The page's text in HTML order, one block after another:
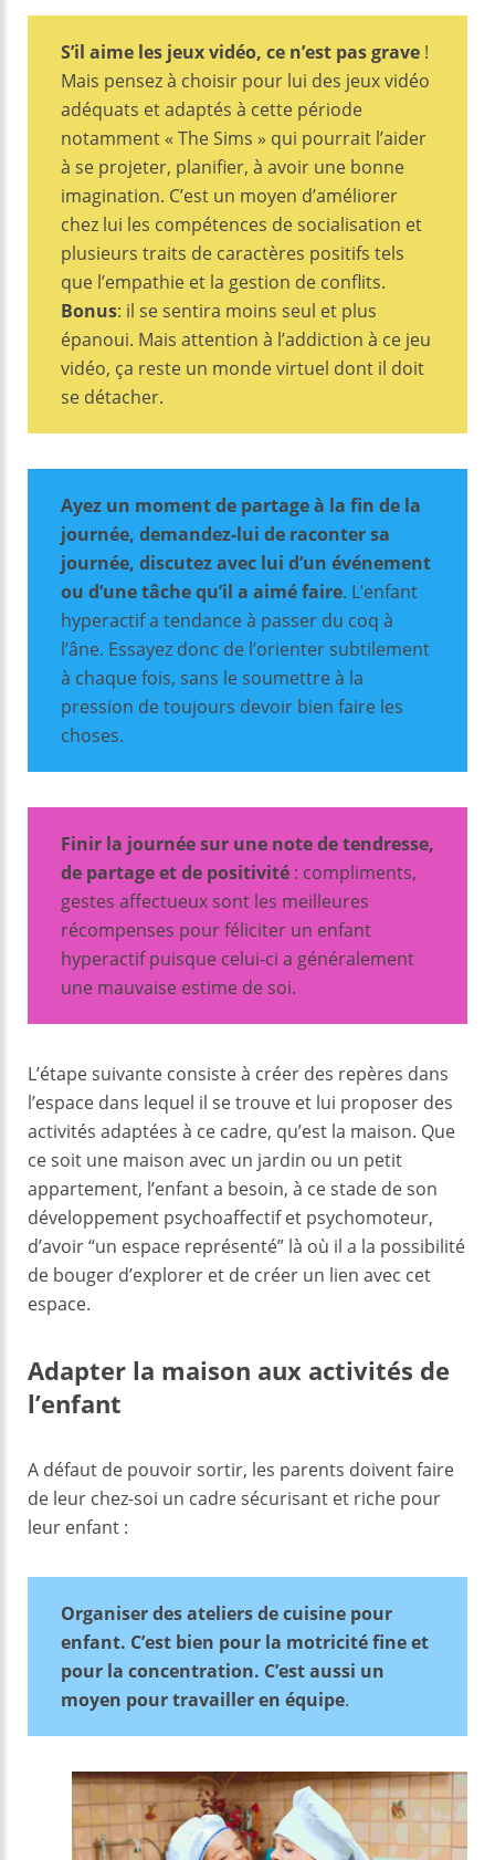
S’il aime les jeux vidéo, ce n’est pas grave !
Mais pensez à choisir pour lui des jeux vidéo
adéquats et adaptés à cette période
notamment « The Sims » qui pourrait l’aider
à se projeter, planifier, à avoir une bonne
imagination. C’est un moyen d’améliorer
chez lui les compétences de socialisation et
plusieurs traits de caractères positifs tels
que l’empathie et la gestion de conflits.
Bonus: il se sentira moins seul et plus
épanoui. Mais attention à l’addiction à ce jeu
vidéo, ça reste un monde virtuel dont il doit
se détacher.
Ayez un moment de partage à la fin de la
journée, demandez-lui de raconter sa
journée, discutez avec lui d’un événement
ou d’une tâche qu’il a aimé faire. L’enfant
hyperactif a tendance à passer du coq à
l’âne. Essayez donc de l’orienter subtilement
à chaque fois, sans le soumettre à la
pression de toujours devoir bien faire les
choses.
Finir la journée sur une note de tendresse,
de partage et de positivité : compliments,
gestes affectueux sont les meilleures
récompenses pour féliciter un enfant
hyperactif puisque celui-ci a généralement
une mauvaise estime de soi.
L’étape suivante consiste à créer des repères dans
l’espace dans lequel il se trouve et lui proposer des
activités adaptées à ce cadre, qu’est la maison. Que
ce soit une maison avec un jardin ou un petit
appartement, l’enfant a besoin, à ce stade de son
développement psychoaffectif et psychomoteur,
d’avoir “un espace représenté” là où il a la possibilité
de bouger d’explorer et de créer un lien avec cet
espace.
Adapter la maison aux activités de
l’enfant
A défaut de pouvoir sortir, les parents doivent faire
de leur chez-soi un cadre sécurisant et riche pour
leur enfant :
Organiser des ateliers de cuisine pour
enfant. C’est bien pour la motricité fine et
pour la concentration. C’est aussi un
moyen pour travailler en équipe.